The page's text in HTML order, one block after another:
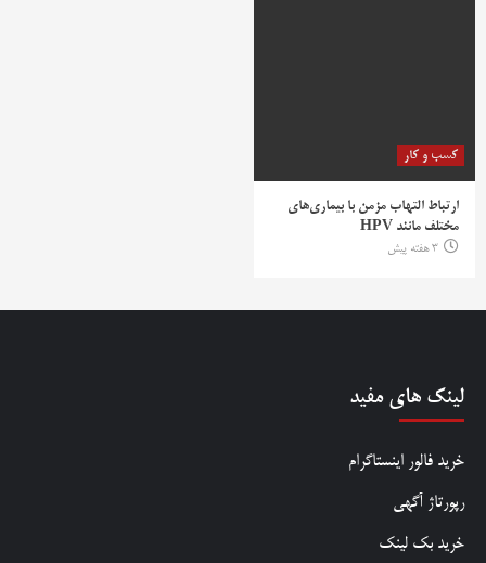
کسب و کار
ارتباط التهاب مزمن با بیماری‌های
مختلف مانند HPV
3 هفته پیش
لینک های مفید
خرید فالور اینستاگرام
رپورتاژ آگهی
خرید بک لینک